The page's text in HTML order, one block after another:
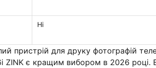
Ні
пристрій для друку фотографій
ZINK є кращим вибором в 2026 році.